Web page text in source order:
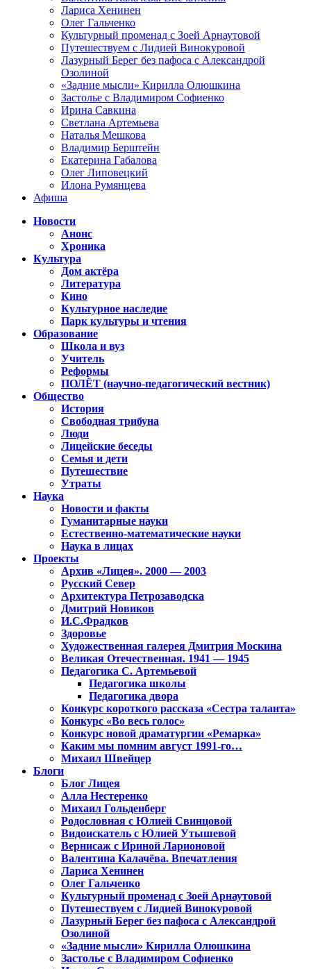
Лариса Хенинен
Олег Гальченко
Культурный променад с Зоей Арнаутовой
Путешествуем с Лидией Винокуровой
Лазурный Берег без пафоса с Александрой
Озолиной
«Задние мысли» Кирилла Олюшкина
Застолье с Владимиром Софиенко
Ирина Савкина
Светлана Артемьева
Наталья Мешкова
Владимир Берштейн
Екатерина Габалова
Олег Липовецкий
Илона Румянцева
Афиша
Новости
Анонс
Хроника
Культура
Дом актёра
Литература
Кино
Культурное наследие
Парк культуры и чтения
Образование
Школа и вуз
Учитель
Реформы
ПОЛЁТ (научно-педагогический вестник)
Общество
История
Свободная трибуна
Люди
Лицейские беседы
Семья и дети
Путешествие
Утраты
Наука
Новости и факты
Гуманитарные науки
Естественно-математические науки
Наука в лицах
Проекты
Архив «Лицея». 2000 — 2003
Русский Север
Архитектура Петрозаводска
Дмитрий Новиков
И.С.Фрадков
Здоровье
Художественная галерея Дмитрия Москина
Великая Отечественная. 1941 — 1945
Педагогика С. Артемьевой
Педагогика школы
Педагогика двора
Конкурс короткого рассказа «Сестра таланта»
Конкурс «Во весь голос»
Конкурс новой драматургии «Ремарка»
Каким мы помним август 1991-го…
Михаил Швейцер
Блоги
Блог Лицея
Алла Нестеренко
Михаил Гольденберг
Родословная с Юлией Свинцовой
Видоискатель с Юлией Утышевой
Вернисаж с Ириной Ларионовой
Валентина Калачёва. Впечатления
Лариса Хенинен
Олег Гальченко
Культурный променад с Зоей Арнаутовой
Путешествуем с Лидией Винокуровой
Лазурный Берег без пафоса с Александрой
Озолиной
«Задние мысли» Кирилла Олюшкина
Застолье с Владимиром Софиенко